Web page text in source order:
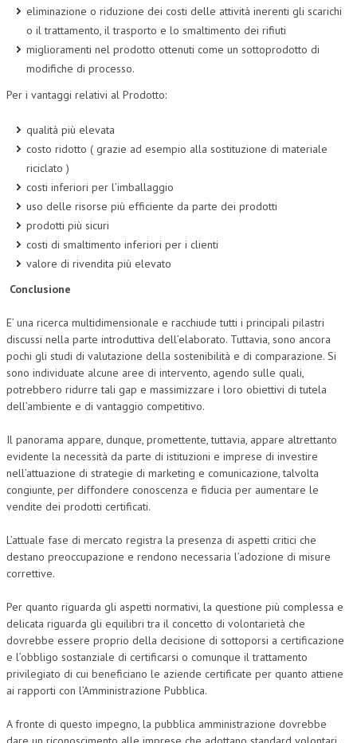
eliminazione o riduzione dei costi delle attività inerenti gli scarichi
o il trattamento, il trasporto e lo smaltimento dei rifiuti
miglioramenti nel prodotto ottenuti come un sottoprodotto di
modifiche di processo.
Per i vantaggi relativi al Prodotto:
qualità più elevata
costo ridotto ( grazie ad esempio alla sostituzione di materiale
riciclato )
costi inferiori per l’imballaggio
uso delle risorse più efficiente da parte dei prodotti
prodotti più sicuri
costi di smaltimento inferiori per i clienti
valore di rivendita più elevato
Conclusione
E’ una ricerca multidimensionale e racchiude tutti i principali pilastri
discussi nella parte introduttiva dell’elaborato. Tuttavia, sono ancora
pochi gli studi di valutazione della sostenibilità e di comparazione. Si
sono individuate alcune aree di intervento, agendo sulle quali,
potrebbero ridurre tali gap e massimizzare i loro obiettivi di tutela
dell’ambiente e di vantaggio competitivo.
Il panorama appare, dunque, promettente, tuttavia, appare altrettanto
evidente la necessità da parte di istituzioni e imprese di investire
nell’attuazione di strategie di marketing e comunicazione, talvolta
congiunte, per diffondere conoscenza e fiducia per aumentare le
vendite dei prodotti certificati.
L’attuale fase di mercato registra la presenza di aspetti critici che
destano preoccupazione e rendono necessaria l’adozione di misure
correttive.
Per quanto riguarda gli aspetti normativi, la questione più complessa e
delicata riguarda gli equilibri tra il concetto di volontarietà che
dovrebbe essere proprio della decisione di sottoporsi a certificazione
e l’obbligo sostanziale di certificarsi o comunque il trattamento
privilegiato di cui beneficiano le aziende certificate per quanto attiene
ai rapporti con l’Amministrazione Pubblica.
A fronte di questo impegno, la pubblica amministrazione dovrebbe